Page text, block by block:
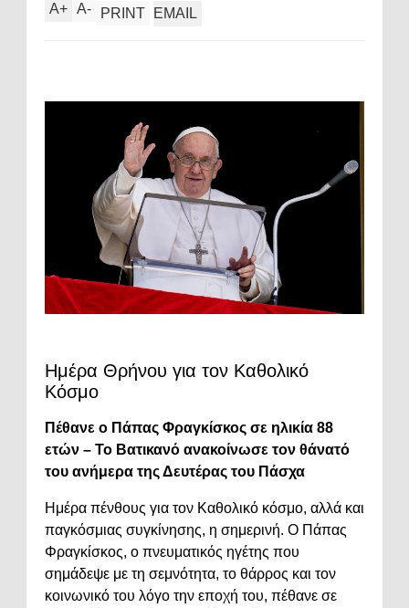
A+ A- PRINT EMAIL
Ημέρα Θρήνου για τον Καθολικό
Κόσμο
Πέθανε ο Πάπας Φραγκίσκος σε ηλικία 88
ετών – Το Βατικανό ανακοίνωσε τον θάνατό
του ανήμερα της Δευτέρας του Πάσχα
Ημέρα πένθους για τον Καθολικό κόσμο, αλλά και
παγκόσμιας συγκίνησης, η σημερινή. Ο Πάπας
Φραγκίσκος, ο πνευματικός ηγέτης που
σημάδεψε με τη σεμνότητα, το θάρρος και τον
κοινωνικό του λόγο την εποχή του, πέθανε σε